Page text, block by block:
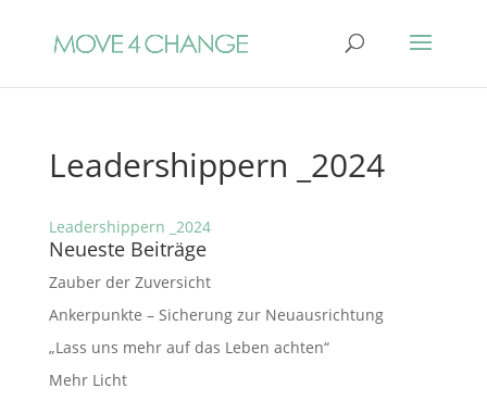
Leadershippern _2024
Leadershippern _2024
Neueste Beiträge
Zauber der Zuversicht
Ankerpunkte – Sicherung zur Neuausrichtung
„Lass uns mehr auf das Leben achten“
Mehr Licht